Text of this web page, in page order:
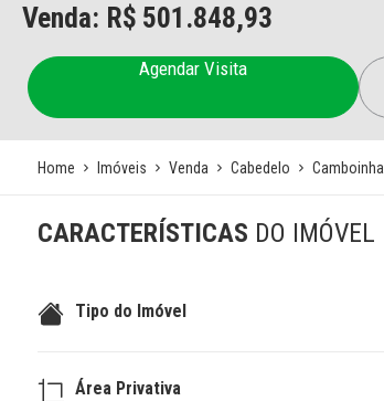
Venda: R$ 501.848,93
Agendar Visita
Home Imóveis Venda Cabedelo Camboinha
CARACTERÍSTICAS DO IMÓVEL
Tipo do Imóvel
Área Privativa